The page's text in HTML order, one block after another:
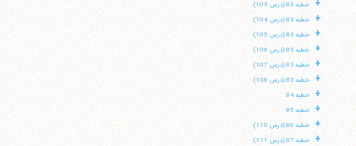
+ خطبه 83 (درس 103)
+ خطبه 83 (درس 104)
+ خطبه 83 (درس 105)
+ خطبه 83 (درس 106)
+ خطبه 83 (درس 107)
+ خطبه 83 (درس 108)
+ خطبه 84
+ خطبه 85
+ خطبه 86 (درس 110)
+ خطبه 87 (درس 111)